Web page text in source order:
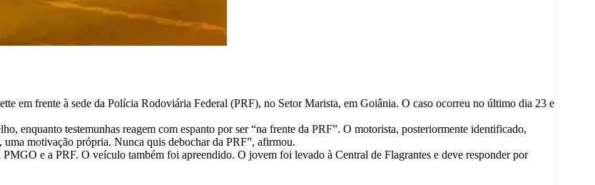
em frente à sede da Polícia Rodoviária Federal (PRF), no Setor Marista, em Goiânia. O caso ocorreu no último dia 23 e
enquanto testemunhas reagem com espanto por ser “na frente da PRF”. O motorista, posteriormente identificado,
motivação própria. Nunca quis debochar da PRF”, afirmou.
e a PRF. O veículo também foi apreendido. O jovem foi levado à Central de Flagrantes e deve responder por